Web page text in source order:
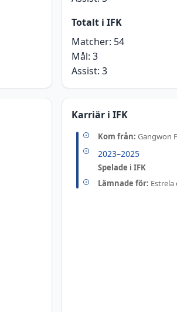
Totalt i IFK
Matcher: 54
Mål: 3
Assist: 3
Karriär i IFK
Kom från: Gangwon
2023–2025
Spelade i IFK
Lämnade för: